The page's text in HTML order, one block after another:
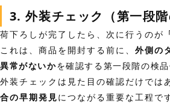
3. 外装チェック（第一段階
荷下ろしが完了したら、次に行うのが
これは、商品を開封する前に、外側の
異常がないかを確認する第一段階の検品
外装チェックは見た目の確認だけでは
合の早期発見につながる重要な工程で